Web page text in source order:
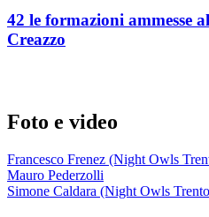
42 le formazioni ammesse
Creazzo
Foto e video
Francesco Frenez (Night Owls
Mauro Pederzolli
Simone Caldara (Night Owls